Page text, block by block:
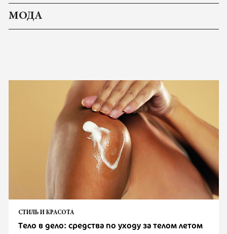
МОДА
СТИЛЬ И КРАСОТА
Тело в дело: средства по уходу за телом летом